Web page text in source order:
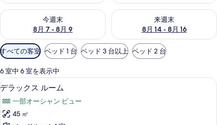
今週末
8月 7 - 8月 9
今週末 8月 7 - 8月 9 の空室状況をチェック
来週末
8月 14 - 8月 16
来週末 8月 14 - 8月 16 の空室
利
用
可
能
な
客
室
の
すべての客室 ベッド 1 台 ベッド 3 台以上 ベッド 2 台
6 室中 6 室を表示中
デ
ッ
ク
デラックス ルーム | WiFi (無料)、ベッ
5
デラックス ルーム
一部オーシャン ビュー
45 ㎡